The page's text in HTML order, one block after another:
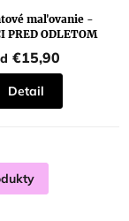
maľovanie -
PRED ODLETOM
€15,90
Detail